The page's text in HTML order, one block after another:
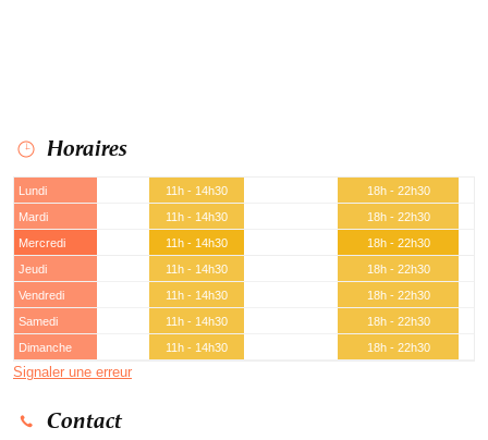
Horaires
Lundi 11h - 14h30
18h - 22h30
Mardi
11h - 14h30
18h - 22h30
Mercredi
11h - 14h30
18h - 22h30
Jeudi
11h - 14h30
18h - 22h30
Vendredi
11h - 14h30
18h - 22h30
Samedi
11h - 14h30
18h - 22h30
Dimanche
11h - 14h30 18h - 22h30
Signaler une erreur
Contact